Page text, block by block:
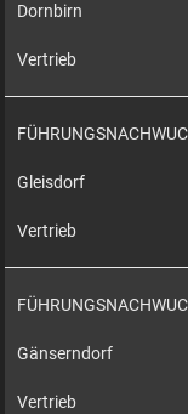
Dornbirn
Vertrieb
Gleisdorf
Vertrieb
Gänserndorf
Vertrieb